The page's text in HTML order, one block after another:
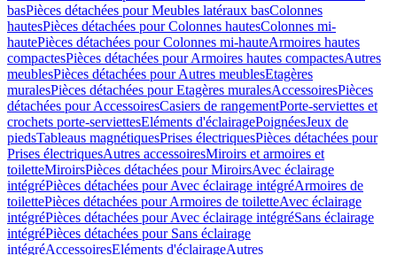
basPièces détachées pour Meubles latéraux basColonnes
hautesPièces détachées pour Colonnes hautesColonnes mi-
hautePièces détachées pour Colonnes mi-hauteArmoires hautes
compactesPièces détachées pour Armoires hautes compactesAutres
meublesPièces détachées pour Autres meublesEtagères
muralesPièces détachées pour Etagères muralesAccessoiresPièces
détachées pour AccessoiresCasiers de rangementPorte-serviettes et
crochets porte-serviettesEléments d'éclairagePoignéesJeux de
piedsTableaus magnétiquesPrises électriquesPièces détachées pour
Prises électriquesAutres accessoiresMiroirs et armoires et
toiletteMiroirsPièces détachées pour MiroirsAvec éclairage
intégréPièces détachées pour Avec éclairage intégréArmoires de
toilettePièces détachées pour Armoires de toiletteAvec éclairage
intégréPièces détachées pour Avec éclairage intégréSans éclairage
intégréPièces détachées pour Sans éclairage
intégréAccessoiresEléments d'éclairageAutres